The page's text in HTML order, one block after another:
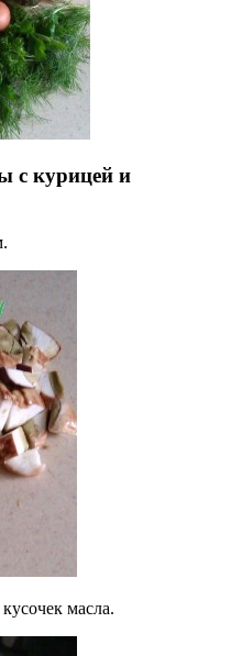
с курицей и
масла.